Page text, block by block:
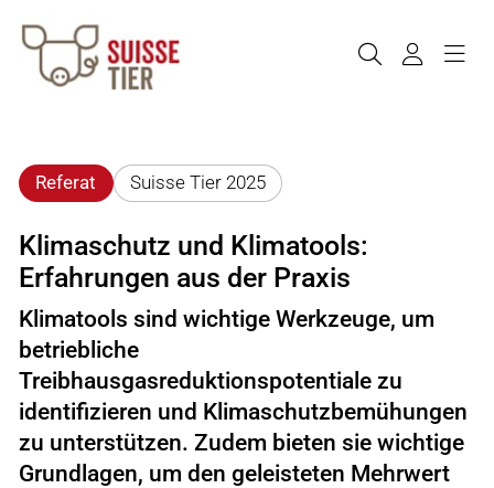
Referat Suisse Tier 2025
Klimaschutz und Klimatools:
Erfahrungen aus der Praxis
Klimatools sind wichtige Werkzeuge, um
betriebliche
Treibhausgasreduktionspotentiale zu
identifizieren und Klimaschutzbemühungen
zu unterstützen. Zudem bieten sie wichtige
Grundlagen, um den geleisteten Mehrwert